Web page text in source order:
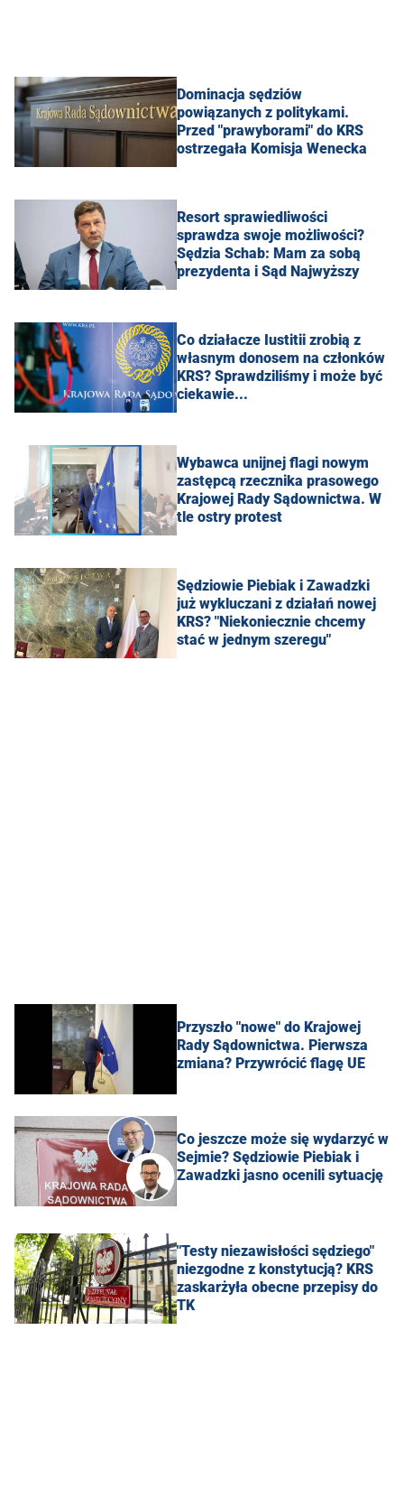
Dominacja sędziów
powiązanych z politykami.
Przed "prawyborami" do KRS
ostrzegała Komisja Wenecka
Resort sprawiedliwości
sprawdza swoje możliwości?
Sędzia Schab: Mam za sobą
prezydenta i Sąd Najwyższy
Co działacze Iustitii zrobią z
własnym donosem na członków
KRS? Sprawdziliśmy i może być
ciekawie...
Wybawca unijnej flagi nowym
zastępcą rzecznika prasowego
Krajowej Rady Sądownictwa. W
tle ostry protest
Sędziowie Piebiak i Zawadzki
już wykluczani z działań nowej
KRS? "Niekoniecznie chcemy
stać w jednym szeregu"
Przyszło "nowe" do Krajowej
Rady Sądownictwa. Pierwsza
zmiana? Przywrócić flagę UE
Co jeszcze może się wydarzyć w
Sejmie? Sędziowie Piebiak i
Zawadzki jasno ocenili sytuację
"Testy niezawisłości sędziego"
niezgodne z konstytucją? KRS
zaskarżyła obecne przepisy do
TK